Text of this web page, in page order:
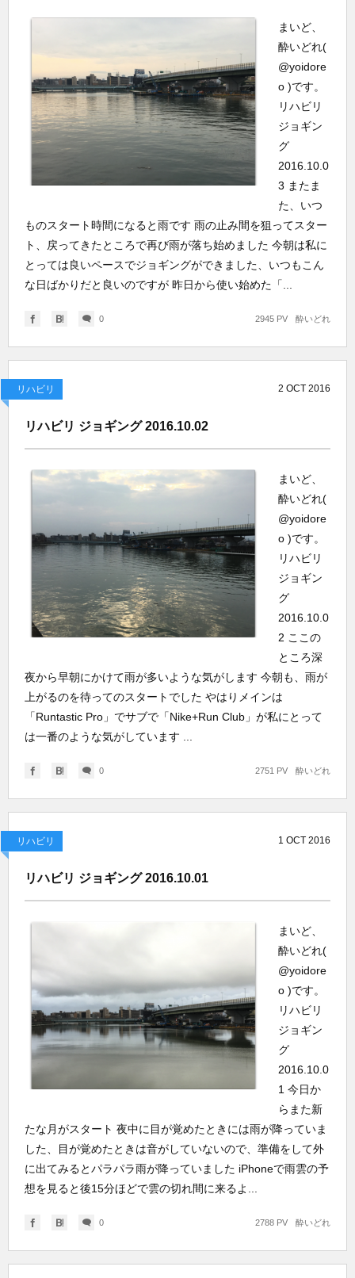
まいど、
酔いどれ(
@yoidore
o )です。
リハビリ
ジョギン
グ
2016.10.0
3 またま
た、いつ
ものスタート時間になると雨です 雨の止み間を狙ってスター
ト、戻ってきたところで再び雨が落ち始めました 今朝は私に
とっては良いペースでジョギングができました、いつもこん
な日ばかりだと良いのですが 昨日から使い始めた「...
0 酔いどれ
2945 PV
リハビリ 2 OCT 2016
リハビリ ジョギング 2016.10.02
まいど、
酔いどれ(
@yoidore
o )です。
リハビリ
ジョギン
グ
2016.10.0
2 ここの
ところ深
夜から早朝にかけて雨が多いような気がします 今朝も、雨が
上がるのを待ってのスタートでした やはりメインは
「Runtastic Pro」でサブで「Nike+Run Club」が私にとって
は一番のような気がしています ...
0 酔いどれ
2751 PV
リハビリ 1 OCT 2016
リハビリ ジョギング 2016.10.01
まいど、
酔いどれ(
@yoidore
o )です。
リハビリ
ジョギン
グ
2016.10.0
1 今日か
らまた新
たな月がスタート 夜中に目が覚めたときには雨が降っていま
した、目が覚めたときは音がしていないので、準備をして外
に出てみるとパラパラ雨が降っていました iPhoneで雨雲の予
想を見ると後15分ほどで雲の切れ間に来るよ...
0 酔いどれ
2788 PV